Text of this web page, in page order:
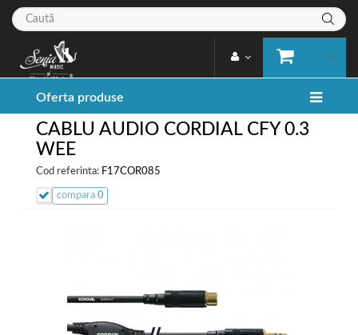
Oferta produse
CABLU AUDIO CORDIAL CFY 0.3
WEE
Cod referinta: F17COR085
compara 0